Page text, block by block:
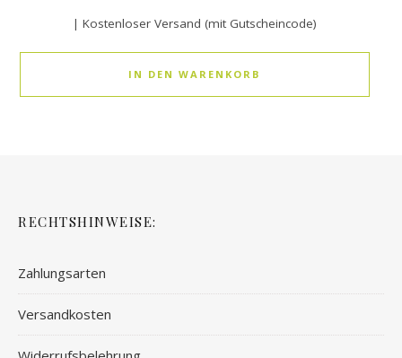
| Kostenloser Versand (mit Gutscheincode)
IN DEN WARENKORB
RECHTSHINWEISE:
Zahlungsarten
Versandkosten